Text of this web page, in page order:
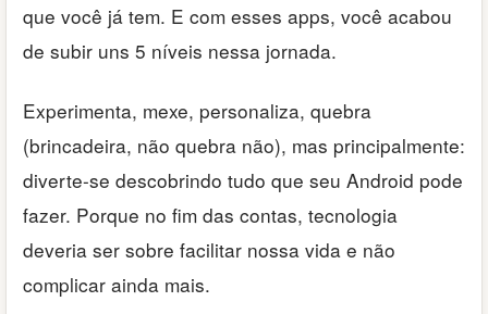
que você já tem. E com esses apps, você acabou
de subir uns 5 níveis nessa jornada.
Experimenta, mexe, personaliza, quebra
(brincadeira, não quebra não), mas principalmente:
diverte-se descobrindo tudo que seu Android pode
fazer. Porque no fim das contas, tecnologia
deveria ser sobre facilitar nossa vida e não
complicar ainda mais.